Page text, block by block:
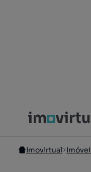
Imovirtual